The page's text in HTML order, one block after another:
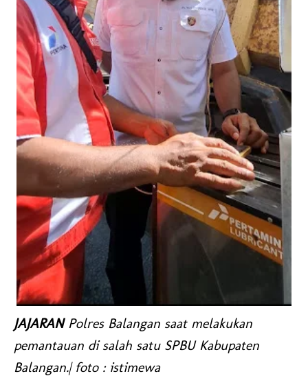
JAJARANPolres Balangan saat melakukan
pemantauan di salah satu SPBU Kabupaten
Balangan.| foto : istimewa